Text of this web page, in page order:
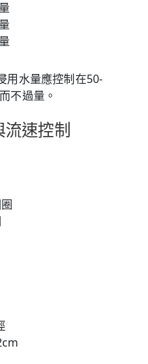
用水量應控制在50-
不過量。
速控制